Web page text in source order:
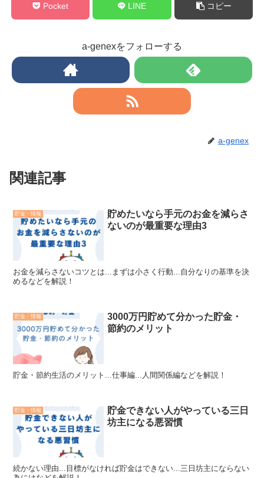
Pocket LINE コピー
a-genexをフォローする
a-genex
関連記事
貯金・情報
貯めたいなら手元のお金を減らさ
ないのが最重要な理由3
お金を減らさないコツとは...まずは小さく行動...自分なりの基準を決
めるなどを解説！
貯金・情報
3000万円貯めて分かった貯金・
節約のメリット
貯金・節約生活のメリット...仕事編...人間関係編などを解説！
貯金・情報
貯金できない人がやっている三日
坊主になる悪習慣
続かない理由...目標がなければ貯金はできない...三日坊主にならない